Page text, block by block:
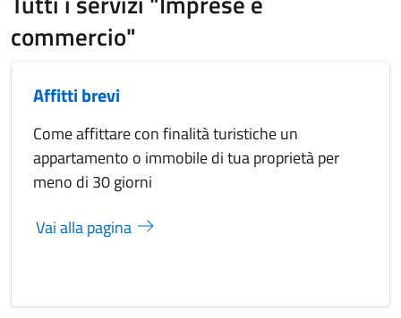
commercio"
Affitti brevi
Come affittare con finalità turistiche un
appartamento o immobile di tua proprietà per
meno di 30 giorni
Vai alla pagina